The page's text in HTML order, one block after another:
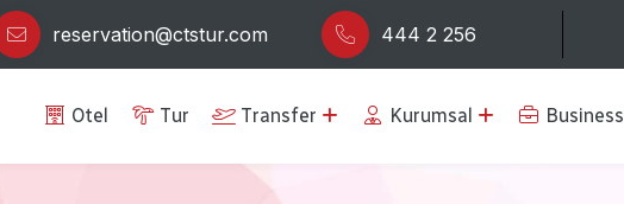
reservation@ctstur.com 444 2 256
Otel Tur Transfer Kurumsal Business